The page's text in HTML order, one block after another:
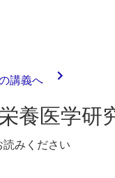
講義へ
養医学研
みください